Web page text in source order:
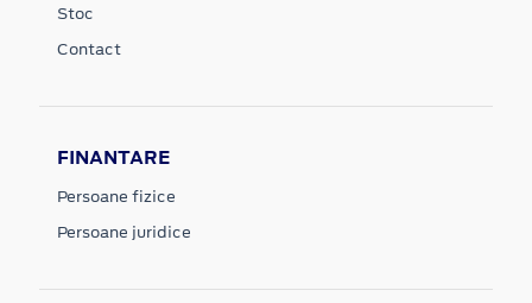
Stoc
Contact
FINANTARE
Persoane fizice
Persoane juridice